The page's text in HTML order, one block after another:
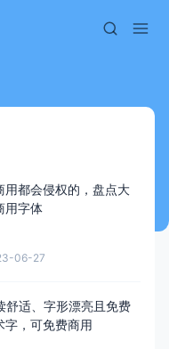
用都会侵权的，盘点大
用字体
06-27
舒适、字形漂亮且免费
字，可免费商用